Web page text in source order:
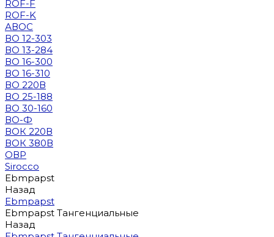
ROF-F
ROF-K
АВОС
ВО 12-303
ВО 13-284
ВО 16-300
ВО 16-310
ВО 220В
ВО 25-188
ВО 30-160
ВО-Ф
ВОК 220В
ВОК 380В
ОВР
Sirocco
Ebmpapst
Назад
Ebmpapst
Ebmpapst Тангенциальные
Назад